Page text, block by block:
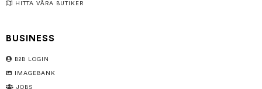
HITTA VÅRA BUTIKER
BUSINESS
B2B LOGIN
IMAGEBANK
JOBS